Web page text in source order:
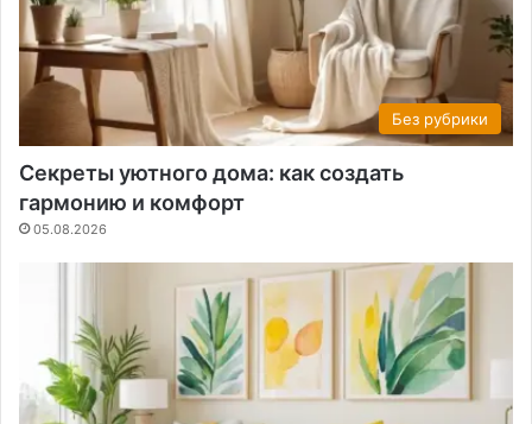
Без рубрики
Секреты уютного дома: как создать
гармонию и комфорт
05.08.2026